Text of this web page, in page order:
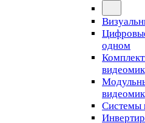
одном
Cистемы